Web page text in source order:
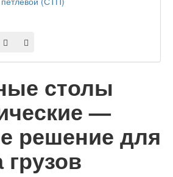
столы
—
решение для